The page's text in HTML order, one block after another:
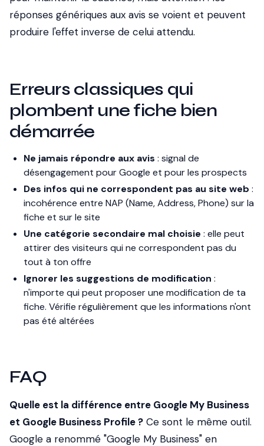
réponses génériques aux avis se voient et peuvent
produire l'effet inverse de celui attendu.
Erreurs classiques qui
plombent une fiche bien
démarrée
Ne jamais répondre aux avis : signal de
désengagement pour Google et pour les prospects
Des infos qui ne correspondent pas au site web :
incohérence entre NAP (Name, Address, Phone) sur la
fiche et sur le site
Une catégorie secondaire mal choisie : elle peut
attirer des visiteurs qui ne correspondent pas du
tout à ton offre
Ignorer les suggestions de modification :
n'importe qui peut proposer une modification de ta
fiche. Vérifie régulièrement que les informations n'ont
pas été altérées
FAQ
Quelle est la différence entre Google My Business
et Google Business Profile ? Ce sont le même outil.
Google a renommé "Google My Business" en